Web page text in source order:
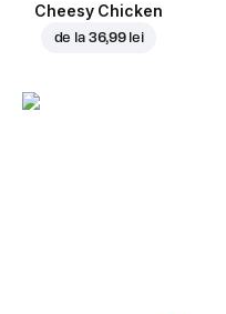
Cheesy Chicken
de la 36,99 lei